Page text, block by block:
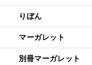
りぼん
マーガレット
別冊マーガレット